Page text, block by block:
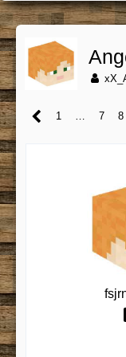
1 … 7 8